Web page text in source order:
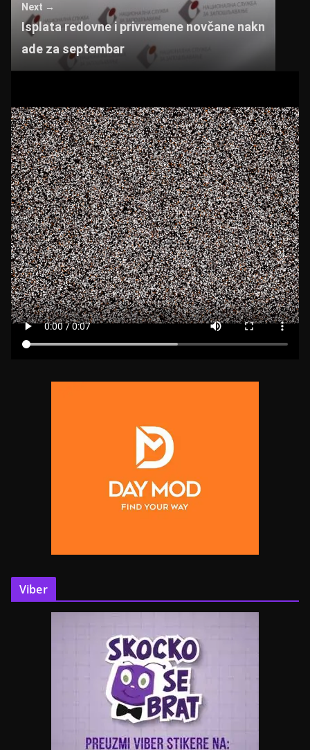
Next →
Isplata redovne i privremene novčane nakn
ade za septembar
Viber